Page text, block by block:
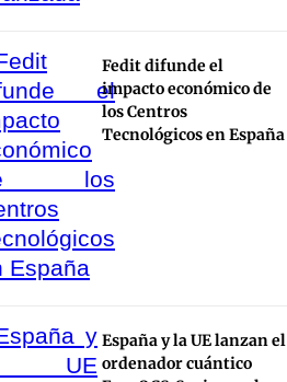
Fedit difunde el
impacto económico de
los Centros
Tecnológicos en España
España y la UE lanzan el
ordenador cuántico